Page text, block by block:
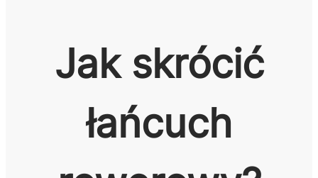
Jak skrócić
łańcuch